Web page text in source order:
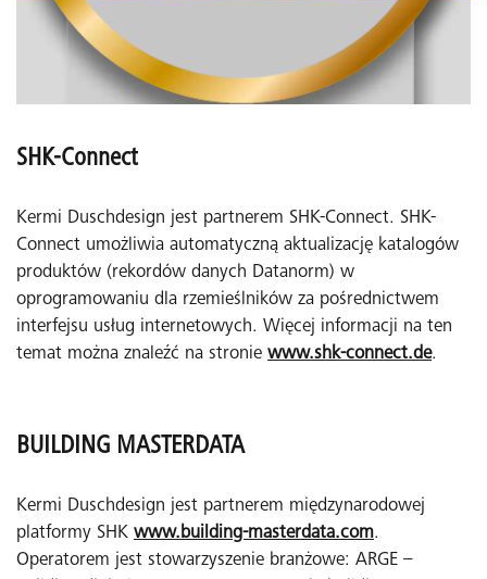
SHK-Connect
Kermi Duschdesign jest partnerem SHK-Connect. SHK-
Connect umożliwia automatyczną aktualizację katalogów
produktów (rekordów danych Datanorm) w
oprogramowaniu dla rzemieślników za pośrednictwem
interfejsu usług internetowych. Więcej informacji na ten
temat można znaleźć na stronie www.shk-connect.de.
BUILDING MASTERDATA
Kermi Duschdesign jest partnerem międzynarodowej
platformy SHK www.building-masterdata.com.
Operatorem jest stowarzyszenie branżowe: ARGE –